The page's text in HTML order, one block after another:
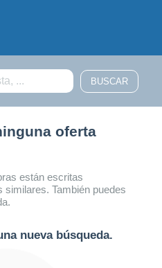
oferta
están escritas
También puedes
nueva búsqueda.